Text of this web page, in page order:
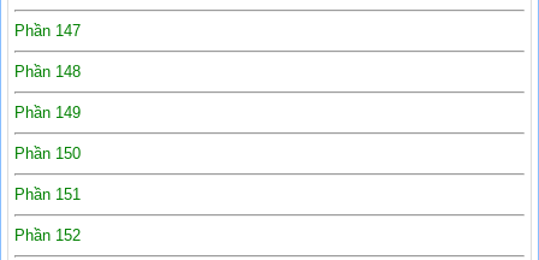
Phần 147
Phần 148
Phần 149
Phần 150
Phần 151
Phần 152